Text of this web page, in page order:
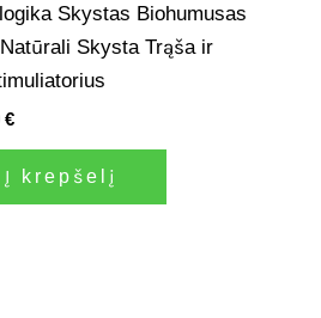
Skystas Biohumusas
Skysta Trąša ir
€
Į krepšelį